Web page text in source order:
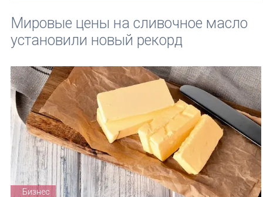
Мировые цены на сливочное масло
установили новый рекорд
Бизнес